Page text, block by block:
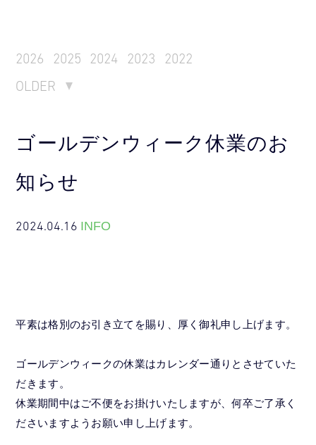
2026 2025 2024 2023
2022
OLDER
ゴールデンウィーク休業のお
知らせ
2024.04.16 INFO
平素は格別のお引き立てを賜り、厚く御礼申し上げます。
ゴールデンウィークの休業はカレンダー通りとさせていた
だきます。
休業期間中はご不便をお掛けいたしますが、何卒ご了承く
ださいますようお願い申し上げます。